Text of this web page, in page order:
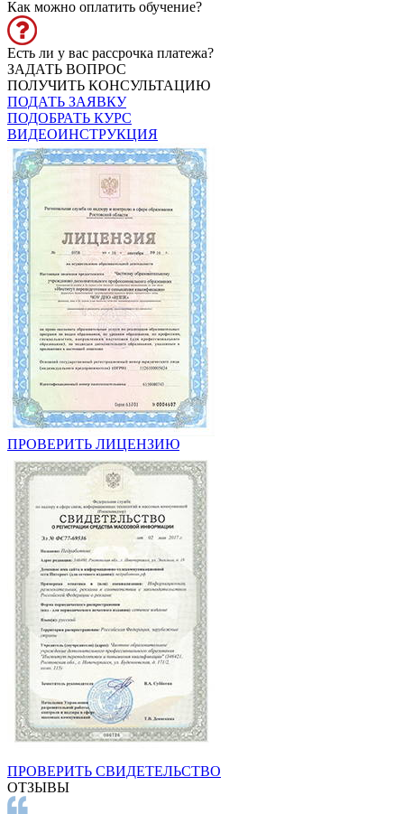
Как можно оплатить обучение?
Есть ли у вас рассрочка платежа?
ЗАДАТЬ ВОПРОС
ПОЛУЧИТЬ КОНСУЛЬТАЦИЮ
ПОДАТЬ ЗАЯВКУ
ПОДОБРАТЬ КУРС
ВИДЕОИНСТРУКЦИЯ
ПРОВЕРИТЬ ЛИЦЕНЗИЮ
ПРОВЕРИТЬ СВИДЕТЕЛЬСТВО
ОТЗЫВЫ